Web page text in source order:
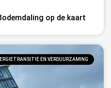
op de kaart
EN VERDUURZAMING